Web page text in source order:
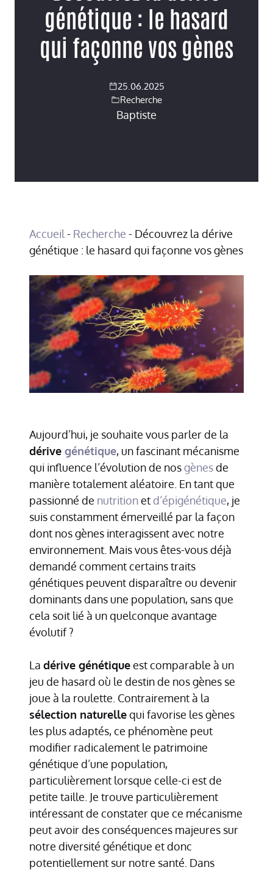
génétique : le hasard
qui façonne vos gènes
25.06.2025
Recherche
Baptiste
Accueil - Recherche - Découvrez la dérive
génétique : le hasard qui façonne vos gènes
Aujourd’hui, je souhaite vous parler de la
dérive génétique, un fascinant mécanisme
qui influence l’évolution de nosgènesde
manière totalement aléatoire. En tant que
passionné de nutritionet d’épigénétique, je
suis constamment émerveillé par la façon
dont nos gènes interagissent avec notre
environnement. Mais vous êtes-vous déjà
demandé comment certains traits
génétiques peuvent disparaître ou devenir
dominants dans une population, sans que
cela soit lié à un quelconque avantage
évolutif ?
La dérive génétiqueest comparable à un
jeu de hasard où le destin de nos gènes se
joue à la roulette. Contrairement à la
sélection naturellequi favorise les gènes
les plus adaptés, ce phénomène peut
modifier radicalement le patrimoine
génétique d’une population,
particulièrement lorsque celle-ci est de
petite taille. Je trouve particulièrement
intéressant de constater que ce mécanisme
peut avoir des conséquences majeures sur
notre diversité génétique et donc
potentiellement sur notre santé. Dans